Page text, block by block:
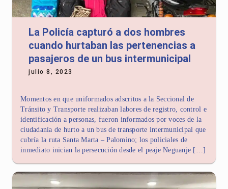
La Policía capturó a dos hombres
cuando hurtaban las pertenencias a
pasajeros de un bus intermunicipal
julio 8, 2023
Momentos en que uniformados adscritos a la Seccional de
Tránsito y Transporte realizaban labores de registro, control e
identificación a personas, fueron informados por voces de la
ciudadanía de hurto a un bus de transporte intermunicipal que
cubría la ruta Santa Marta – Palomino; los policiales de
inmediato inician la persecución desde el peaje Neguanje […]